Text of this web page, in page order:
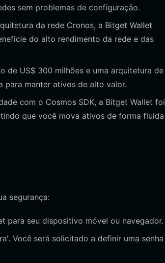
sem problemas de configuração.
da rede Cronos, a Bitget Wallet
do alto rendimento da rede e das
de US$ 300 milhões e uma arquitetura de
para manter ativos de alto valor.
com o Cosmos SDK, a Bitget Wallet foi
que você mova ativos de forma fluida
segurança:
para seu dispositivo móvel ou navegador.
Você será solicitado a definir uma senha